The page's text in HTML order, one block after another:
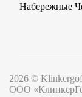
Набережные
2026 ©
ООО